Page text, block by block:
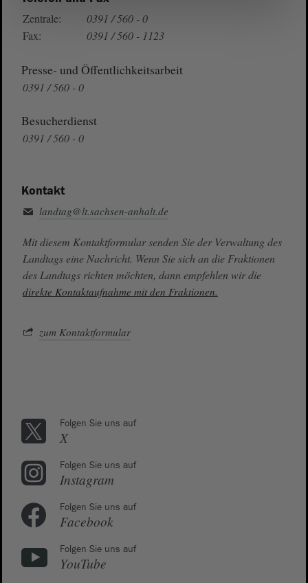
Zentrale:
0391 / 560 - 0
Fax:
0391 / 560 - 1123
Presse- und Öffentlichkeitsarbeit
0391 / 560 - 0
Besucherdienst
0391 / 560 - 0
Kontakt
landtag@lt.sachsen-anhalt.de
Mit diesem Kontaktformular senden Sie der Verwaltung des
Landtags eine Nachricht. Wenn Sie sich an die Fraktionen
des Landtags richten möchten, dann empfehlen wir die
direkte Kontaktaufnahme mit den Fraktionen.
zum Kontaktformular
Folgen Sie uns auf
X
Folgen Sie uns auf
Instagram
Folgen Sie uns auf
Facebook
Folgen Sie uns auf
YouTube